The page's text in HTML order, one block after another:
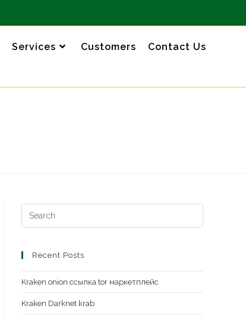
Services Customers Contact Us
Recent Posts
Kraken onion ссылка tor маркетплейс
Kraken Darknet krab